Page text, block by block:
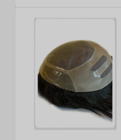
VER DETALLE